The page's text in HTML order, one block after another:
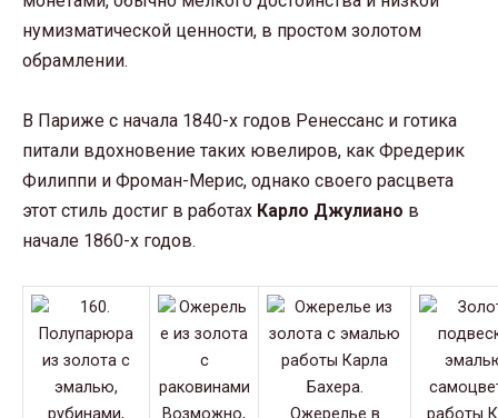
нумизматической ценности, в простом золотом
обрамлении.
В Париже с начала 1840-х годов Ренессанс и готика
питали вдохновение таких ювелиров, как Фредерик
Филиппи и Фроман-Мерис, однако своего расцвета
этот стиль достиг в работах Карло Джулиано в
начале 1860-х годов.